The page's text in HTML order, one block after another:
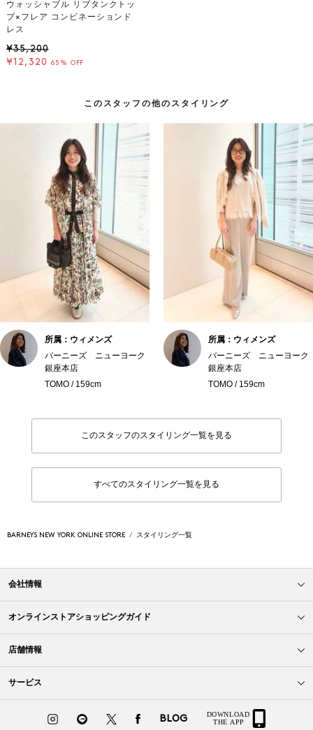
ウォッシャブル リブタンクトッ
プ×フレア コンビネーションド
レス
¥35,200
¥12,320
65% OFF
このスタッフの他のスタイリング
所属：ウィメンズ
バーニーズ ニューヨーク
銀座本店
TOMO / 159cm
所属：ウィメンズ
バーニーズ ニューヨーク
銀座本店
TOMO / 159cm
このスタッフのスタイリング一覧を見る
すべてのスタイリング一覧を見る
BARNEYS NEW YORK ONLINE STORE スタイリング一覧
会社情報
オンラインストアショッピングガイド
店舗情報
サービス
BLOG